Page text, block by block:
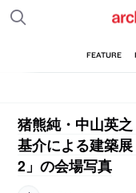
猪熊純・中山英
基介による建築
2」の会場写真